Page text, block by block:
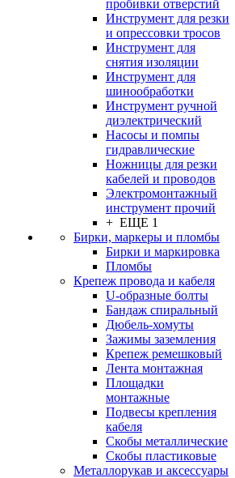
пробивки отверстий
Инструмент для резки
и опрессовки тросов
Инструмент для
снятия изоляции
Инструмент для
шинообработки
Инструмент ручной
диэлектрический
Насосы и помпы
гидравлические
Ножницы для резки
кабелей и проводов
Электромонтажный
инструмент прочий
+ ЕЩЕ 1
Бирки, маркеры и пломбы
Бирки и маркировка
Пломбы
Крепеж провода и кабеля
U-образные болты
Бандаж спиральный
Дюбель-хомуты
Зажимы заземления
Крепеж ремешковый
Лента монтажная
Площадки
монтажные
Подвесы крепления
кабеля
Скобы металлические
Скобы пластиковые
Металлорукав и аксессуары